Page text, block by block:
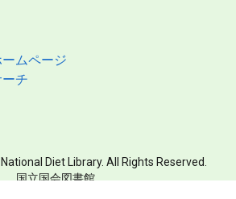
ムページ
チ
Diet Library. All Rights Reserved.